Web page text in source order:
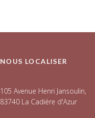
NOUS LOCALISER
105 Avenue Henri Jansoulin,
83740 La Cadière d'Azur